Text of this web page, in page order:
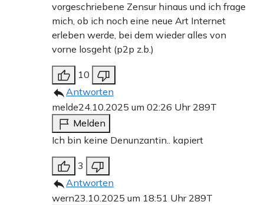
vorgeschriebene Zensur hinaus und ich frage
mich, ob ich noch eine neue Art Internet
erleben werde, bei dem wieder alles von
vorne losgeht (p2p z.b.)
10
Antworten
melde24.10.2025 um 02:26 Uhr 289T
Melden
Ich bin keine Denunzantin.. kapiert
3
Antworten
wern23.10.2025 um 18:51 Uhr 289T